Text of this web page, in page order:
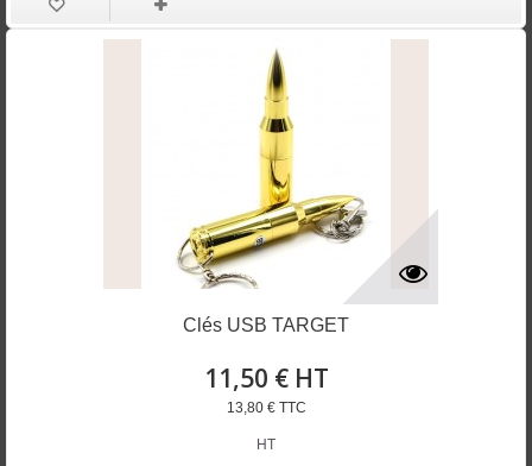
Clés USB TARGET
11,50 € HT
13,80 € TTC
HT